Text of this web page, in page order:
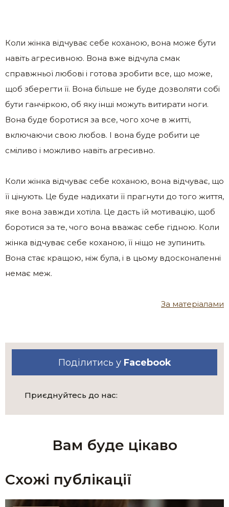
Коли жінка відчуває себе коханою, вона може бути
навіть агресивною. Вона вже відчула смак
справжньої любові і готова зробити все, що може,
щоб зберегти її. Вона більше не буде дозволяти собі
бути ганчіркою, об яку інші можуть витирати ноги.
Вона буде боротися за все, чого хоче в житті,
включаючи свою любов. І вона буде робити це
сміливо і можливо навіть агресивно.
Коли жінка відчуває себе коханою, вона відчуває, що
її цінують. Це буде надихати її прагнути до того життя,
яке вона завжди хотіла. Це дасть їй мотивацію, щоб
боротися за те, чого вона вважає себе гідною. Коли
жінка відчуває себе коханою, її ніщо не зупинить.
Вона стає кращою, ніж була, і в цьому вдосконаленні
немає меж.
За матеріалами
Поділитись у Facebook
Приєднуйтесь до нас:
Вам буде цікаво
Схожі публікації